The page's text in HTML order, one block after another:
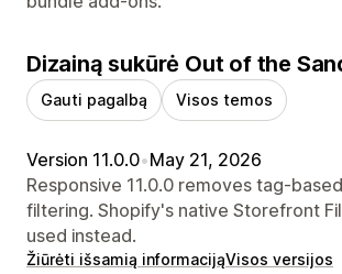
Dizainą sukūrė Out of the
Gauti pagalbą Visos temos
Version 11.0.0•May 21, 2026
Responsive 11.0.0 removes tag-
filtering. Shopify's native Storefront
used instead.
Žiūrėti išsamią informacijąVisos versijos